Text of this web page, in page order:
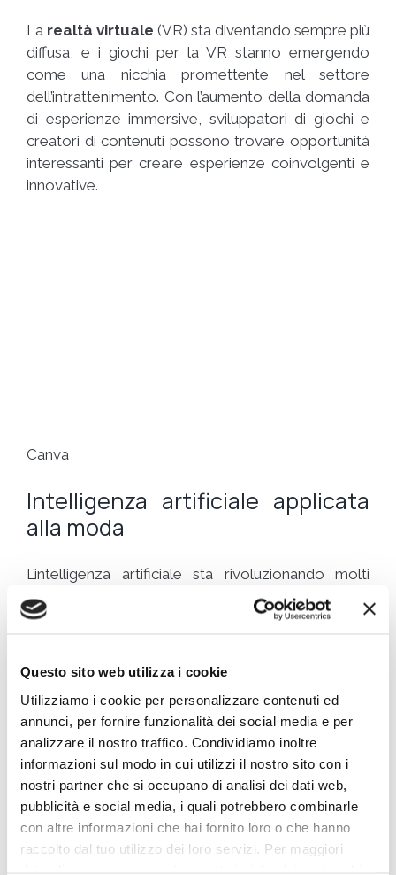
Questo sito web utilizza i cookie
Utilizziamo i cookie per personalizzare contenuti ed
annunci, per fornire funzionalità dei social media e per
analizzare il nostro traffico. Condividiamo inoltre
informazioni sul modo in cui utilizzi il nostro sito con i
nostri partner che si occupano di analisi dei dati web,
pubblicità e social media, i quali potrebbero combinarle
con altre informazioni che hai fornito loro o che hanno
raccolto dal tuo utilizzo dei loro servizi. Per maggiori
La realtà virtuale (VR) sta diventando sempre più
diffusa, e i giochi per la VR stanno emergendo
come una nicchia promettente nel settore
dell’intrattenimento. Con l’aumento della domanda
di esperienze immersive, sviluppatori di giochi e
creatori di contenuti possono trovare opportunità
interessanti per creare esperienze coinvolgenti e
innovative.
Canva
Intelligenza artificiale applicata
alla moda
L’intelligenza artificiale sta rivoluzionando molti
settori, e la moda non fa eccezione. Le aziende
stanno utilizzando l’IA per migliorare l’esperienza di
addirittura abiti su misura. Questa nicchia offre
opportunità per sviluppatori di software, esperti di
moda e aziende innovative che desiderano
combinare moda e tecnologia.
Tecnologie per la mobilità
sostenibile